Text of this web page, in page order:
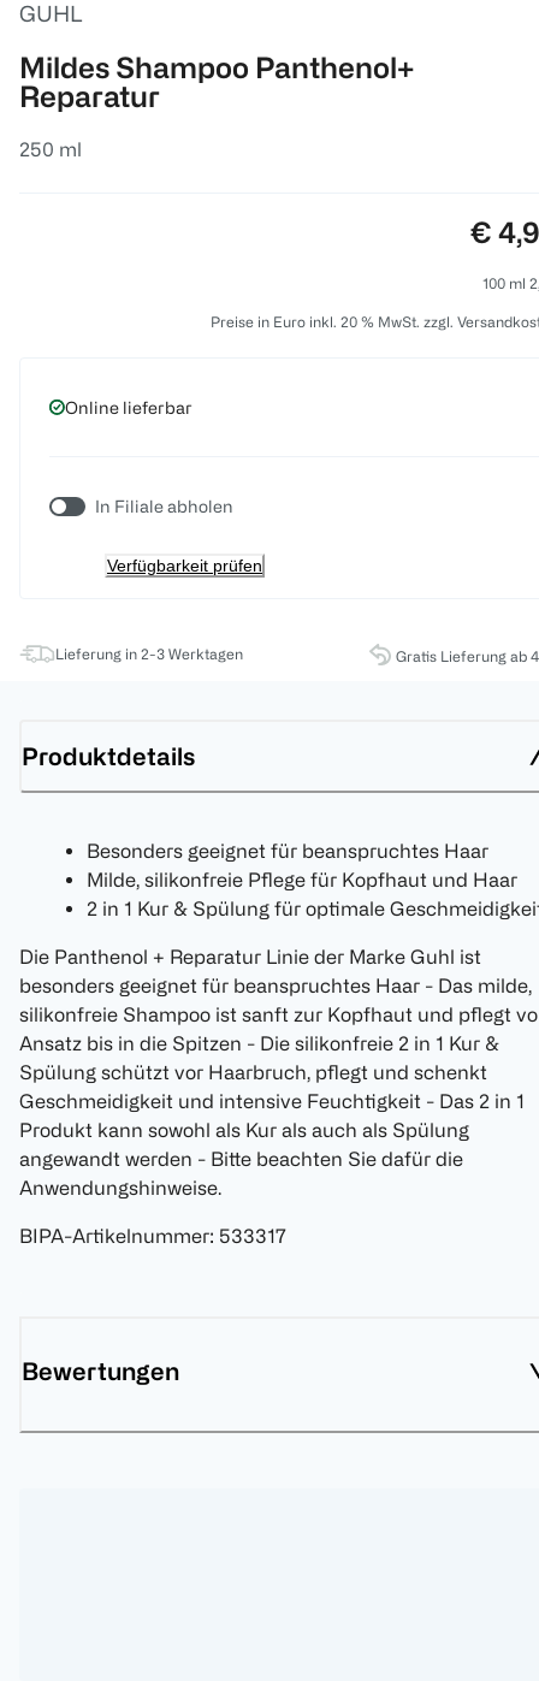
GUHL
Mildes Shampoo Panthenol+
Reparatur
250 ml
€
100 ml
Preise in Euro inkl. 20 % MwSt. zzgl.
Online lieferbar
In Filiale abholen
Verfügbarkeit prüfen
Lieferung in 2-3 Werktagen Gratis Lieferung ab
Produktdetails
Besonders geeignet für beanspruchtes Haar
Milde, silikonfreie Pflege für Kopfhaut und Haar
2 in 1 Kur & Spülung für optimale
Die Panthenol + Reparatur Linie der Marke Guhl ist
besonders geeignet für beanspruchtes Haar - Das milde,
silikonfreie Shampoo ist sanft zur Kopfhaut und pflegt
Ansatz bis in die Spitzen - Die silikonfreie 2 in 1 Kur &
Spülung schützt vor Haarbruch, pflegt und schenkt
Geschmeidigkeit und intensive Feuchtigkeit - Das 2 in 1
Produkt kann sowohl als Kur als auch als Spülung
angewandt werden - Bitte beachten Sie dafür die
Anwendungshinweise.
BIPA-Artikelnummer: 533317
Bewertungen